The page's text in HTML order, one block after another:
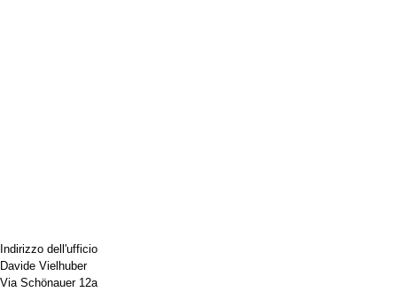
Indirizzo dell'ufficio
Davide Vielhuber
Via Schönauer 12a